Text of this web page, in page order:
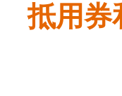
抵用券